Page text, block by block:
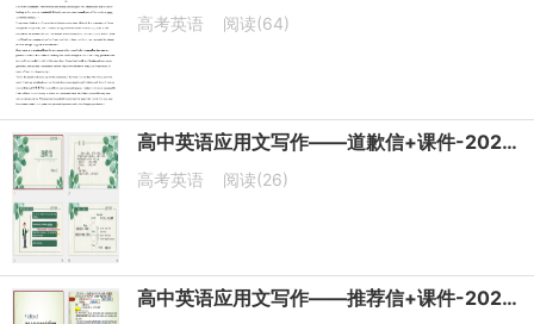
高考英语 阅读(64)
高中英语应用文写作——道歉信+课件-2026届高三英语一轮复习专项
高考英语 阅读(26)
高中英语应用文写作——推荐信+课件-2026届高三英语一轮复习专项